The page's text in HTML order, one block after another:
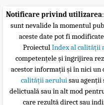
Notificare privind utilizarea
sunt nevalide la momentul
aceste date pot fi
ProiectulIndex al calității
competențele și îngrijirea
acestor informații și în nici un
calității aeruluisau agenții
delictuală sau în alt mod
care rezultă direct sau